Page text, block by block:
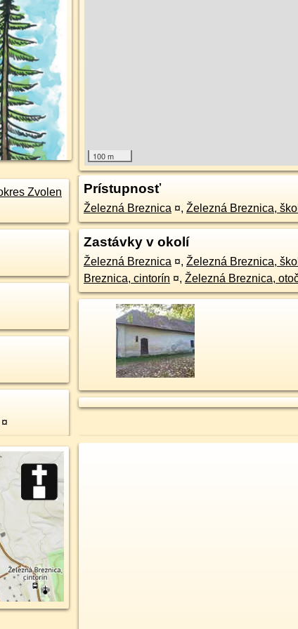
100 m
Zvolen
¤
Prístupnosť
Železná Breznica ¤, Železná Breznica,
Zastávky v okolí
Železná Breznica ¤, Železná Breznica,
Breznica, cintorín ¤, Železná Breznica,